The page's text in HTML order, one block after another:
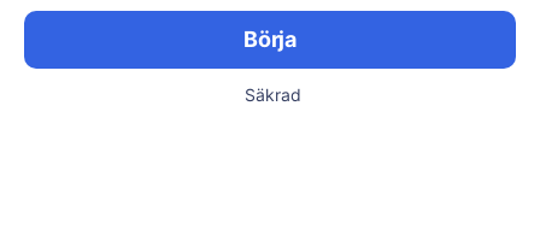
Börja
Säkrad